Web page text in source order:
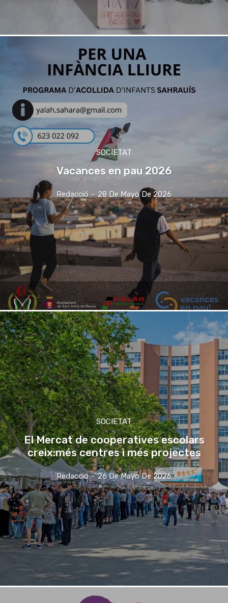
SOCIETAT
Vacances en pau 2026
Redacció - 28 De Mayo De 2026
SOCIETAT
El Mercat de cooperatives escolars
creix:més centres i més projectes
Redacció - 26 De Mayo De 2026